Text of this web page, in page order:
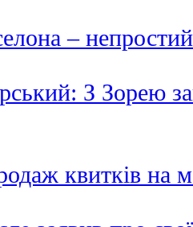
–
З Зорею
квитків на